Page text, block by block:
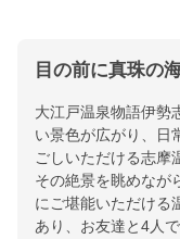
目の前に真珠の
大江戸温泉物語伊勢
い景色が広がり、日
ごしいただける志摩
その絶景を眺めなが
にご堪能いただける
あり、お友達と4人